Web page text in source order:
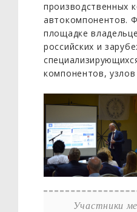
производственных
автокомпонентов.
площадке
российских и
компонентов,
Участники